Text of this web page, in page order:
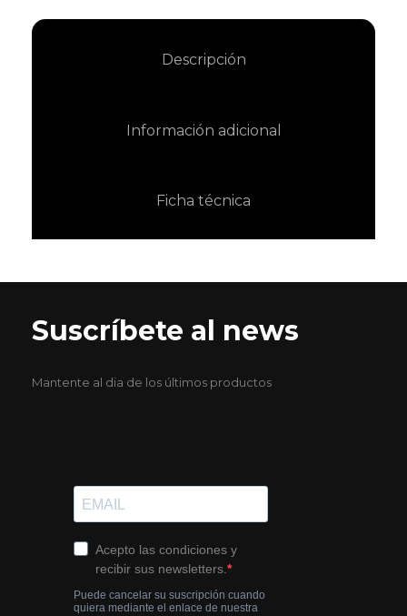
Descripción
Información adicional
Ficha técnica
Suscríbete al news
Mantente al dia de los últimos productos